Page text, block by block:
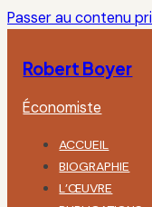
Passer au contenu
Robert Boyer
Économiste
ACCUEIL
BIOGRAPHIE
L’ŒUVRE